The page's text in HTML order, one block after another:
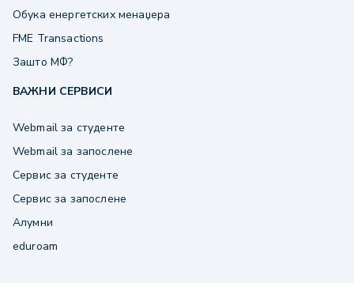
Обука енергетских менаџера
FME Transactions
Зашто МФ?
ВАЖНИ СЕРВИСИ
Webmail за студенте
Webmail за запослене
Сервис за студенте
Сервис за запослене
Алумни
eduroam